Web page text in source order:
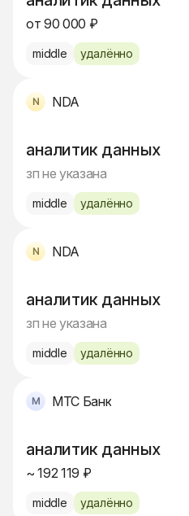
от 90 000 ₽
middle удалённо
NDA
аналитик данных
зп не указана
middle удалённо
NDA
аналитик данных
зп не указана
middle удалённо
МТС Банк
аналитик данных
~ 192 119 ₽
middle удалённо